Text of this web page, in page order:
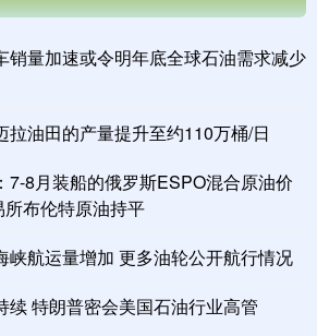
销量加速或令明年底全球石油需求减少
拉油田的产量提升至约110万桶/日
7-8月装船的俄罗斯ESPO混合原油价
布伦特原油持平
峡航运量增加 更多油轮公开航行情况
续 特朗普密会美国石油行业高管